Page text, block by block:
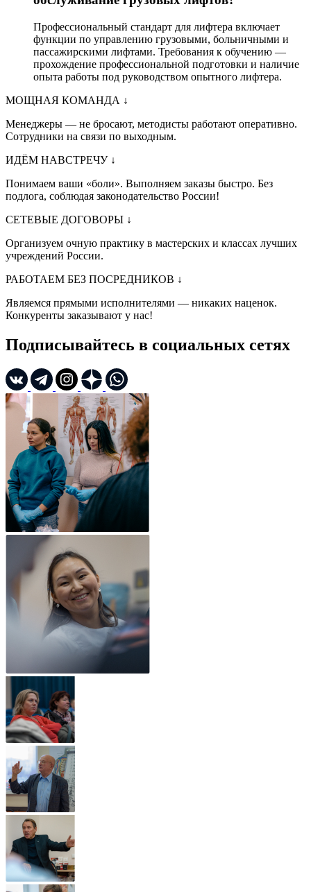
Профессиональный стандарт для лифтера включает
функции по управлению грузовыми, больничными и
пассажирскими лифтами. Требования к обучению —
прохождение профессиональной подготовки и наличие
опыта работы под руководством опытного лифтера.
МОЩНАЯ КОМАНДА ↓
Менеджеры — не бросают, методисты работают оперативно.
Сотрудники на связи по выходным.
ИДЁМ НАВСТРЕЧУ ↓
Понимаем ваши «боли». Выполняем заказы быстро. Без
подлога, соблюдая законодательство России!
СЕТЕВЫЕ ДОГОВОРЫ ↓
Организуем очную практику в мастерских и классах лучших
учреждений России.
РАБОТАЕМ БЕЗ ПОСРЕДНИКОВ ↓
Являемся прямыми исполнителями — никаких наценок.
Конкуренты заказывают у нас!
Подписывайтесь в социальных сетях